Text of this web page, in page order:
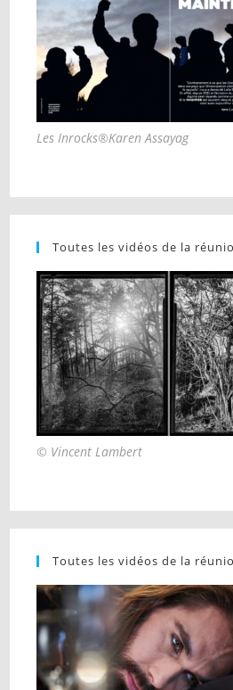
Les Inrocks®Karen Assayag
Toutes les vidéos de la
© Vincent Lambert
Toutes les vidéos de la